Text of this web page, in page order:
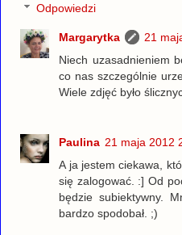
Odpowiedzi
Margarytka
21
Niech uzasadnieniem
co nas szczególnie
Wiele zdjęć było
Paulina 21 maja 2012
A ja jestem ciekawa,
się zalogować. :] Od
będzie subiektywny.
bardzo spodobał. ;)